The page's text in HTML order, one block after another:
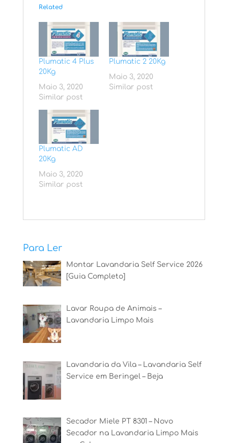
Related
Plumatic 4 Plus
20Kg
Maio 3, 2020
Similar post
Plumatic 2 20Kg
Maio 3, 2020
Similar post
Plumatic AD
20Kg
Maio 3, 2020
Similar post
Para Ler
Montar Lavandaria Self Service 2026
[Guia Completo]
Lavar Roupa de Animais –
Lavandaria Limpo Mais
Lavandaria da Vila – Lavandaria Self
Service em Beringel – Beja
Secador Miele PT 8301 – Novo
Secador na Lavandaria Limpo Mais